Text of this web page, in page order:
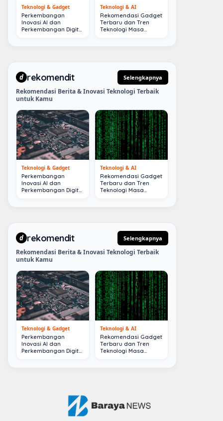
Teknologi & Gadget
Perkembangan
Inovasi AI dan
Perkembangan Digital
Teknologi & AI
Rekomendasi Gadget
Terbaru dan Tren
Teknologi Masa
d rekomendit Selengkapnya
Rekomendasi Berita & Inovasi Teknologi Terbaik
untuk Kamu
Teknologi & Gadget
Perkembangan
Inovasi AI dan
Perkembangan Digital
Teknologi & AI
Rekomendasi Gadget
Terbaru dan Tren
Teknologi Masa
d rekomendit Selengkapnya
Rekomendasi Berita & Inovasi Teknologi Terbaik
untuk Kamu
Teknologi & Gadget
Perkembangan
Inovasi AI dan
Perkembangan Digital
Teknologi & AI
Rekomendasi Gadget
Terbaru dan Tren
Teknologi Masa